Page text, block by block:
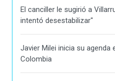
El canciller le sugirió a
intentó desestabilizar"
Javier Milei inicia su agenda
Colombia